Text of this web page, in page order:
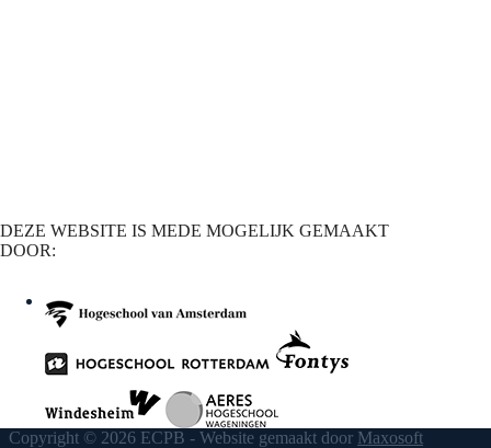
DEZE WEBSITE IS MEDE MOGELIJK GEMAAKT
DOOR:
Copyright © 2026 ECPB - Website gemaakt door Maxosoft